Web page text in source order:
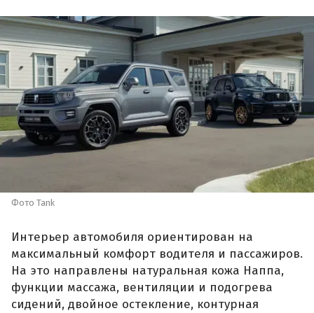
Фото Tank
Интерьер автомобиля ориентирован на
максимальный комфорт водителя и пассажиров.
На это направлены натуральная кожа Наппа,
функции массажа, вентиляции и подогрева
сидений, двойное остекление, контурная